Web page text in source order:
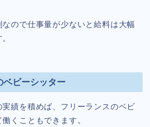
ので仕事量が少ないと給料は大幅
ベビーシッター
績を積めば、フリーランスのベビ
くこともできます。